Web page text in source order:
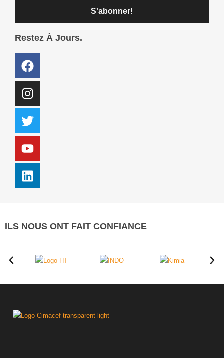
S'abonner!
Restez À Jours.
ILS NOUS ONT FAIT CONFIANCE